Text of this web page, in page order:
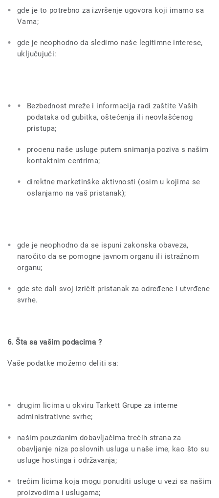
gde je to potrebno za izvršenje ugovora koji imamo sa
Vama;
gde je neophodno da sledimo naše legitimne interese,
uključujući:
Bezbednost mreže i informacija radi zaštite Vaših
podataka od gubitka, oštećenja ili neovlašćenog
pristupa;
procenu naše usluge putem snimanja poziva s našim
kontaktnim centrima;
direktne marketinške aktivnosti (osim u kojima se
oslanjamo na vaš pristanak);
gde je neophodno da se ispuni zakonska obaveza,
naročito da se pomogne javnom organu ili istražnom
organu;
gde ste dali svoj izričit pristanak za određene i utvrđene
svrhe.
6. Šta sa vašim podacima ?
Vaše podatke možemo deliti sa:
drugim licima u okviru Tarkett Grupe za interne
administrativne svrhe;
našim pouzdanim dobavljačima trećih strana za
obavljanje niza poslovnih usluga u naše ime, kao što su
usluge hostinga i održavanja;
trećim licima koja mogu ponuditi usluge u vezi sa našim
proizvodima i uslugama;